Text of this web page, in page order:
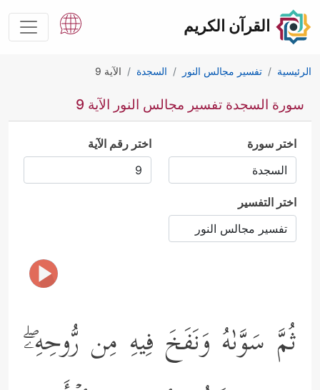
القرآن الكريم
الرئيسية تفسير مجالس النور السجدة الآية 9
سورة السجدة تفسير مجالس النور الآية 9
اختر سورة اختر رقم الآية
اختر التفسير
ثُمَّ سَوَّىٰهُ وَنَفَخَ فِیهِ مِن رُّوحِهِۦۖ